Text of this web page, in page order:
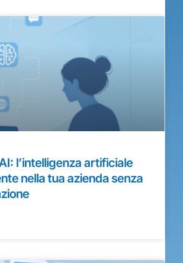
l’intelligenza artificiale
nella tua azienda senza